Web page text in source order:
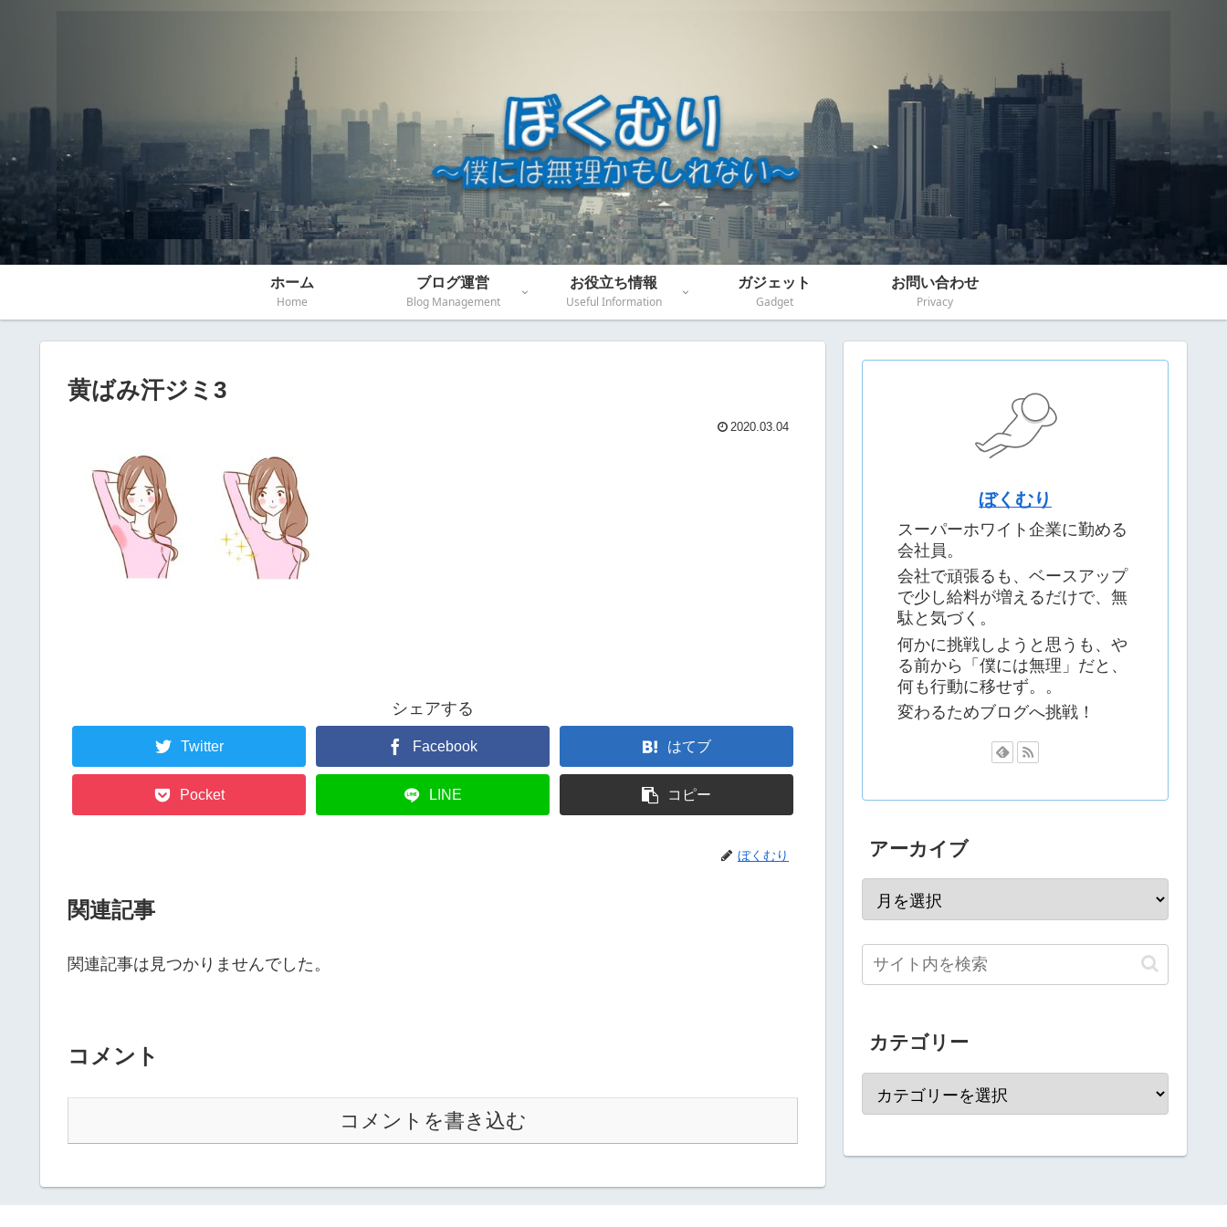
ホーム
Home
ブログ運営
Blog Management
お役立ち情報
Useful Information
ガジェット
Gadget
お問い合わせ
Privacy
黄ばみ汗ジミ3
2020.03.04
シェアする
Twitter Facebook はてブ
Pocket LINE コピー
ぼくむり
関連記事
関連記事は見つかりませんでした。
コメント
コメントを書き込む
ぼくむり
スーパーホワイト企業に勤める
会社員。
会社で頑張るも、ベースアップ
で少し給料が増えるだけで、無
駄と気づく。
何かに挑戦しようと思うも、や
る前から「僕には無理」だと、
何も行動に移せず。。
変わるためブログへ挑戦！
アーカイブ
カテゴリー